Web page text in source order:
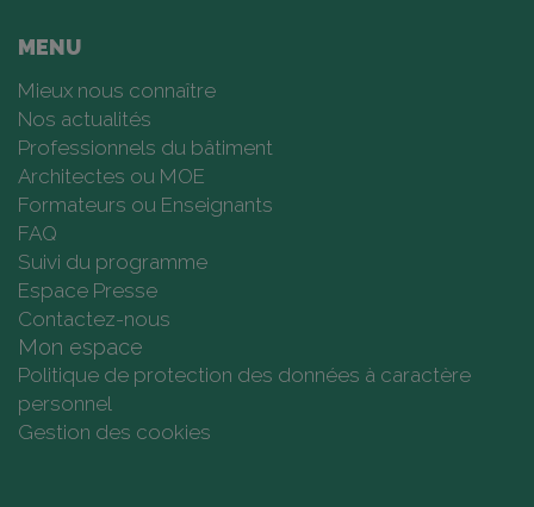
MENU
Mieux nous connaître
Nos actualités
Professionnels du bâtiment
Architectes ou MOE
Formateurs ou Enseignants
FAQ
Suivi du programme
Espace Presse
Contactez-nous
Mon espace
Politique de protection des données à caractère
personnel
Gestion des cookies